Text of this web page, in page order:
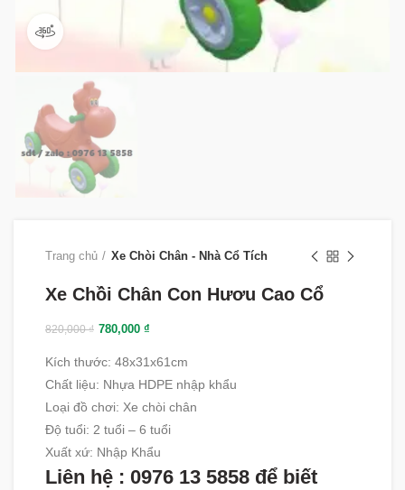
Trang chủ Xe Chòi Chân - Nhà Cổ Tích
Xe Chồi Chân Con Hươu Cao Cổ
820,000₫ 780,000 ₫
Kích thước: 48x31x61cm
Chất liệu: Nhựa HDPE nhập khẩu
Loại đồ chơi: Xe chòi chân
Độ tuổi: 2 tuổi – 6 tuổi
Xuất xứ: Nhập Khẩu
Liên hệ : 0976 13 5858 để biết